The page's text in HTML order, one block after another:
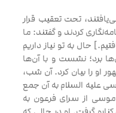
تحت تعقيب قرار
كردند و گفتند: ما
حال به تو نياز داريم
برد؛ نشست و با آن‌ها
او را بيان كرد. آن شب،
عليه السلام به آن جمع
از سراى فرعون به